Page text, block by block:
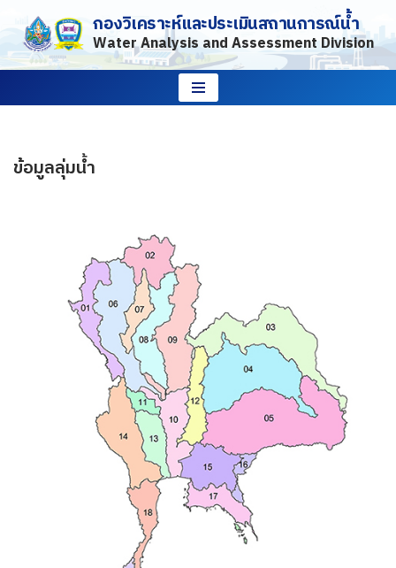
Skip
to
กองวิเคราะห์และประเมินสถานการณ์น้ำ
Water Analysis and Assessment Division
ข้อมูลลุ่มน้ำ